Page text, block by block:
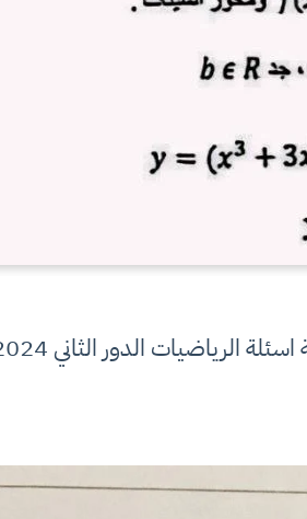
الدور الثاني 2024 صف سادس الادبي